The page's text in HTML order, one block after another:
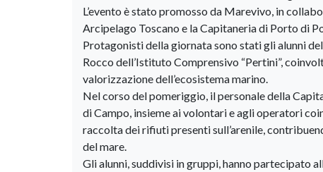
L’evento è stato promosso da Marevivo, in
Arcipelago Toscano e la Capitaneria di Porto di
Protagonisti della giornata sono stati gli alunni
Rocco dell’Istituto Comprensivo “Pertini”,
valorizzazione dell’ecosistema marino.
Nel corso del pomeriggio, il personale della
di Campo, insieme ai volontari e agli operatori
raccolta dei rifiuti presenti sull’arenile,
del mare.
Gli alunni, suddivisi in gruppi, hanno partecipato